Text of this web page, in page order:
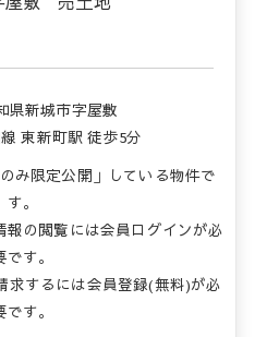
県新城市字屋敷
東新町駅 徒歩5分
み限定公開」している物件で
す。
の閲覧には会員ログインが必
です。
求するには会員登録(無料)が必
です。